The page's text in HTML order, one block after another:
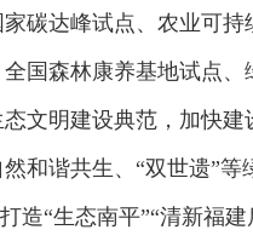
碳达峰试点、农业可持
国森林康养基地试点、
文明建设典范，加快建
和谐共生、“双世遗”等
造“生态南平”“清新福建